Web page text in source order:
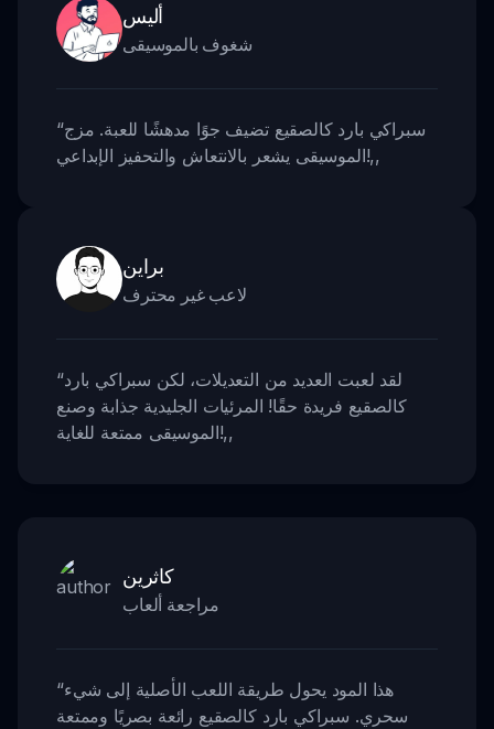
أليس
شغوف بالموسيقى
“سبراكي بارد كالصقيع تضيف جوًا مدهشًا للعبة. مزج
الموسيقى يشعر بالانتعاش والتحفيز الإبداعي!,,
براين
لاعب غير محترف
“لقد لعبت العديد من التعديلات، لكن سبراكي بارد
كالصقيع فريدة حقًا! المرئيات الجليدية جذابة وصنع
الموسيقى ممتعة للغاية!,,
كاثرين
مراجعة ألعاب
“هذا المود يحول طريقة اللعب الأصلية إلى شيء
سحري. سبراكي بارد كالصقيع رائعة بصريًا وممتعة